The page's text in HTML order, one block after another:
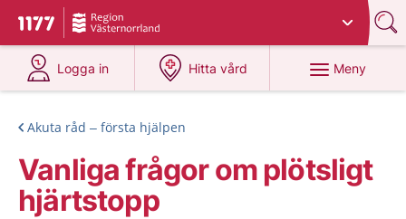
Till startsidan för 1177
Du har valt region
Logga in
på 1177.se
Hitta vård
på 1177.se
Meny
Akuta råd – första hjälpen
Vanliga frågor om plötsligt
hjärtstopp